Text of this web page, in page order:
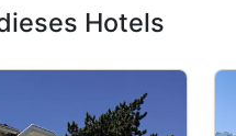
Hotels